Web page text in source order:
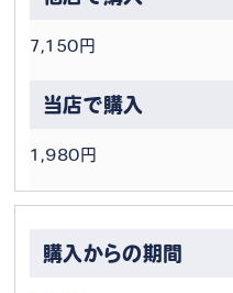
7,150円
1,980円